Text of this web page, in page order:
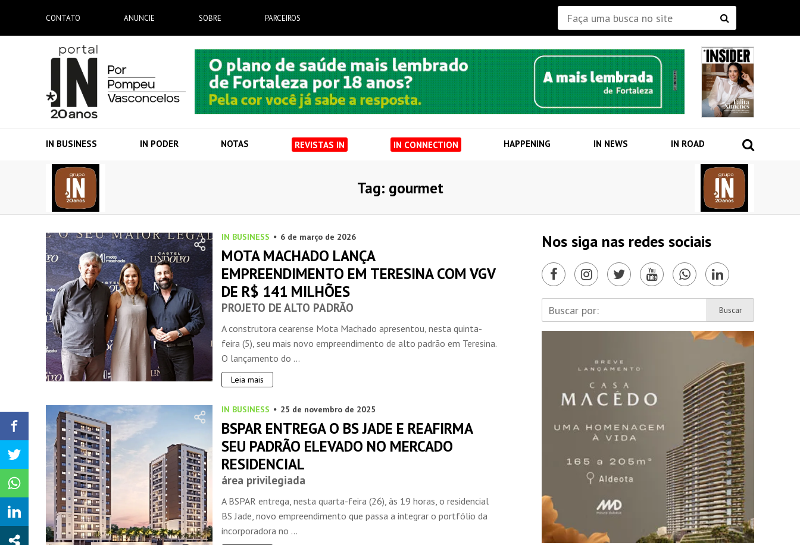
CONTATO ANUNCIE SOBRE PARCEIROS
IN BUSINESS IN PODER NOTAS REVISTAS IN IN CONNECTION HAPPENING IN NEWS IN ROAD
Tag: gourmet
IN BUSINESS 6 de março de 2026
MOTA MACHADO LANÇA
EMPREENDIMENTO EM TERESINA COM VGV
DE R$ 141 MILHÕES
PROJETO DE ALTO PADRÃO
A construtora cearense Mota Machado apresentou, nesta quinta-
feira (5), seu mais novo empreendimento de alto padrão em Teresina.
O lançamento do ...
Leia mais
IN BUSINESS 25 de novembro de 2025
BSPAR ENTREGA O BS JADE E REAFIRMA
SEU PADRÃO ELEVADO NO MERCADO
RESIDENCIAL
área privilegiada
A BSPAR entrega, nesta quarta-feira (26), às 19 horas, o residencial
BS Jade, novo empreendimento que passa a integrar o portfólio da
incorporadora no ...
Nos siga nas redes sociais